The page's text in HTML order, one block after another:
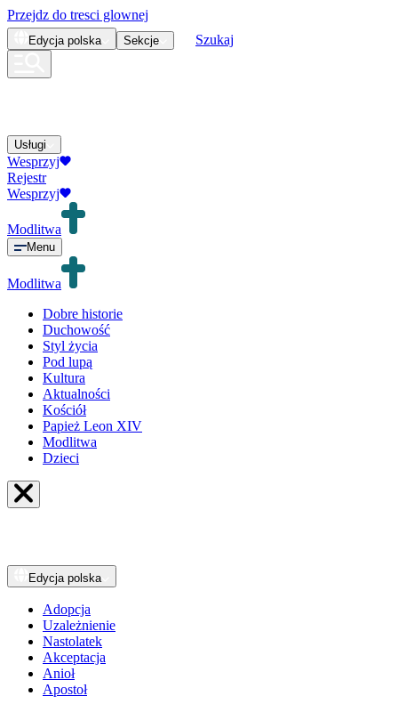
Przejdz do tresci glownej
Edycja polska Sekcje Szukaj
Usługi
Wesprzyj
Rejestr
Wesprzyj
Modlitwa
Menu
Modlitwa
Dobre historie
Duchowość
Styl życia
Pod lupą
Kultura
Aktualności
Kościół
Papież Leon XIV
Modlitwa
Dzieci
Edycja polska
Adopcja
Uzależnienie
Nastolatek
Akceptacja
Anioł
Apostoł